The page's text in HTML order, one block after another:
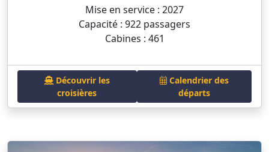
Mise en service : 2027
Capacité : 922 passagers
Cabines : 461
Découvrir les
croisières
Calendrier des
départs